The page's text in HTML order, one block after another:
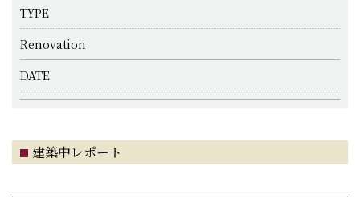
TYPE
Renovation
DATE
建築中レポート